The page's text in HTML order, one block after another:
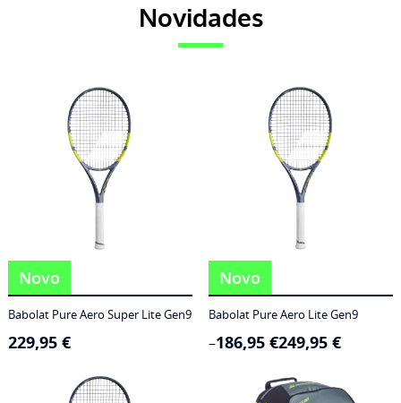
Novidades
Novo
Babolat Pure Aero Super Lite Gen9
229,95 €
Novo
Babolat Pure Aero Lite Gen9
186,95 €
– 249,95 €
Price
range: